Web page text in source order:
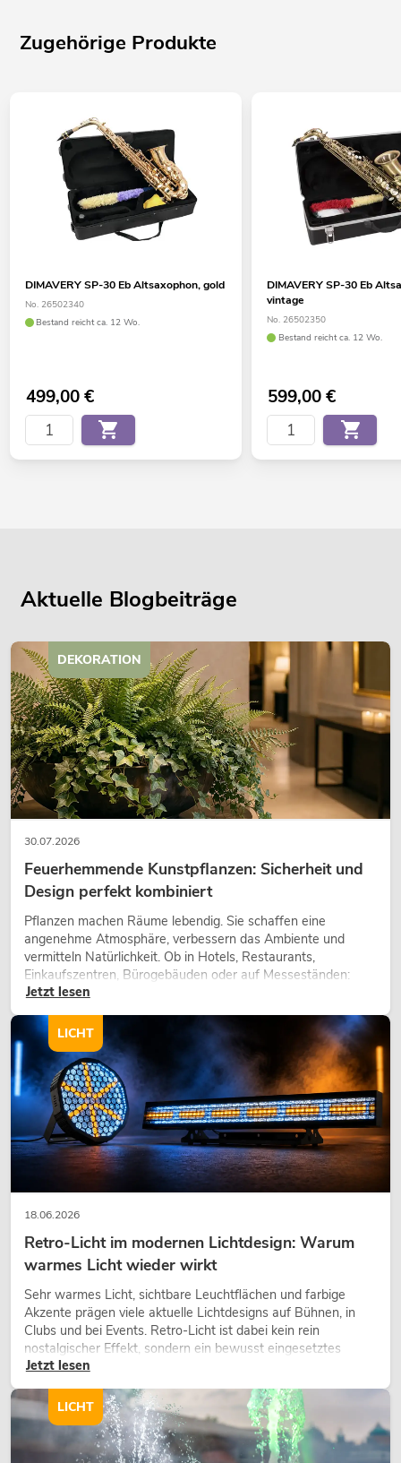
Zugehörige Produkte
DIMAVERY SP-30 Eb Altsaxophon, gold
No. 26502340
Bestand reicht ca. 12 Wo.
499,00€
DIMAVERY SP-30 Eb
vintage
No. 26502350
Bestand reicht ca. 12 Wo.
599,00€
Aktuelle Blogbeiträge
30.07.2026
Feuerhemmende Kunstpflanzen: Sicherheit und
Design perfekt kombiniert
Pflanzen machen Räume lebendig. Sie schaffen eine
angenehme Atmosphäre, verbessern das Ambiente und
vermitteln Natürlichkeit. Ob in Hotels, Restaurants,
Einkaufszentren, Bürogebäuden oder auf Messeständen:
eine hochwertige Begrünung gehört heute längst zum
Jetzt lesen
DEKORATION
18.06.2026
Retro-Licht im modernen Lichtdesign: Warum
warmes Licht wieder wirkt
Sehr warmes Licht, sichtbare Leuchtflächen und farbige
Akzente prägen viele aktuelle Lichtdesigns auf Bühnen, in
Clubs und bei Events. Retro-Licht ist dabei kein rein
nostalgischer Effekt, sondern ein bewusst eingesetztes
Gestaltungsmittel: Es schafft Atmosphäre, gibt Szenen
wirken lassen.
Jetzt lesen
LICHT
LICHT